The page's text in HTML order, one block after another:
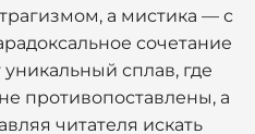
а мистика — с
сочетание
сплав, где
противопоставлены, а
читателя искать